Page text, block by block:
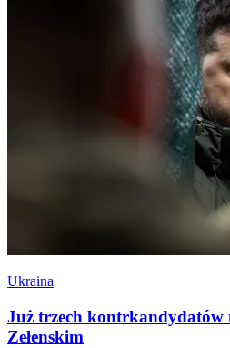
Ukraina
Już trzech kontrkandydatów
Zełenskim